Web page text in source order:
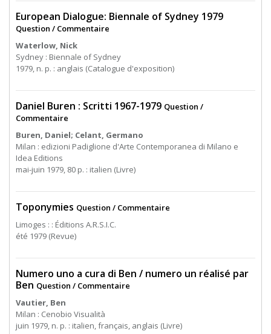
European Dialogue: Biennale of Sydney 1979
Question / Commentaire
Waterlow, Nick
Sydney : Biennale of Sydney
1979, n. p. : anglais (Catalogue d'exposition)
Daniel Buren : Scritti 1967-1979 Question /
Commentaire
Buren, Daniel; Celant, Germano
Milan : edizioni Padiglione d'Arte Contemporanea di Milano e
Idea Editions
mai-juin 1979, 80 p. : italien (Livre)
Toponymies Question / Commentaire
Limoges : : Éditions A.R.S.I.C.
été 1979 (Revue)
Numero uno a cura di Ben / numero un réalisé par
Ben Question / Commentaire
Vautier, Ben
Milan : Cenobio Visualità
juin 1979, n. p. : italien, français, anglais (Livre)